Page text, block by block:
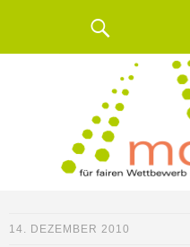
14. DEZEMBER 2010